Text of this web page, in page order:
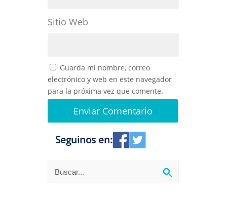
Sitio Web
Guarda mi nombre, correo
electrónico y web en este navegador
para la próxima vez que comente.
Seguinos en: